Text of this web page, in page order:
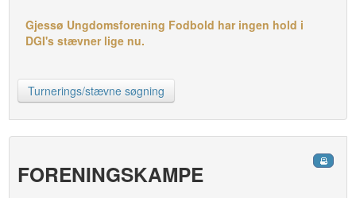
Gjessø Ungdomsforening Fodbold har ingen hold i
DGI's stævner lige nu.
Turnerings/stævne søgning
FORENINGSKAMPE